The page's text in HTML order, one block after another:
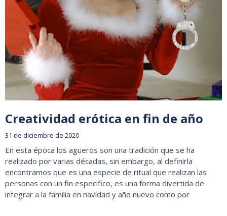
Creatividad erótica en fin de año
31 de diciembre de 2020
En esta época los agüeros son una tradición que se ha
realizado por varias décadas, sin embargo, al definirla
encontramos que es una especie de ritual que realizan las
personas con un fin especifico, es una forma divertida de
integrar a la familia en navidad y año nuevo como por